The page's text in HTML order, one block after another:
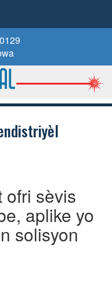
ofri sèvis
aplike yo
solisyon